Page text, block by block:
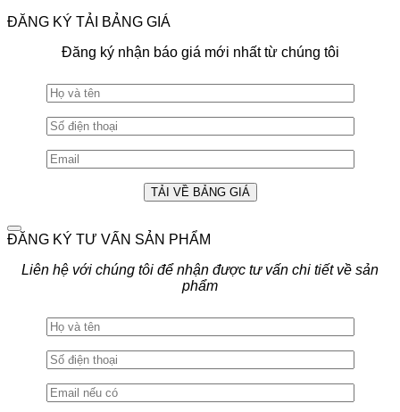
ĐĂNG KÝ TẢI BẢNG GIÁ
Đăng ký nhận báo giá mới nhất từ chúng tôi
ĐĂNG KÝ TƯ VẤN SẢN PHẨM
Liên hệ với chúng tôi để nhận được tư vấn chi tiết về sản
phẩm